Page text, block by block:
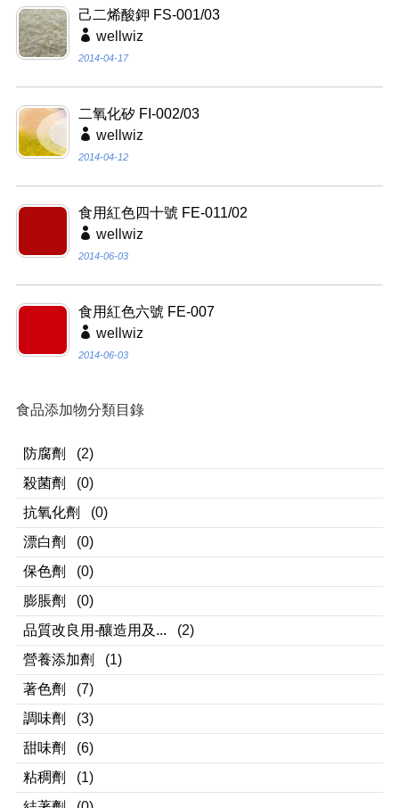
己二烯酸鉀 FS-001/03
wellwiz
2014-04-17
二氧化矽 FI-002/03
wellwiz
2014-04-12
食用紅色四十號 FE-011/02
wellwiz
2014-06-03
食用紅色六號 FE-007
wellwiz
2014-06-03
食品添加物分類目錄
防腐劑
(2)
殺菌劑
(0)
抗氧化劑
(0)
漂白劑
(0)
保色劑
(0)
膨脹劑
(0)
品質改良用-釀造用及...
(2)
營養添加劑
(1)
著色劑
(7)
調味劑
(3)
甜味劑
(6)
粘稠劑
(1)